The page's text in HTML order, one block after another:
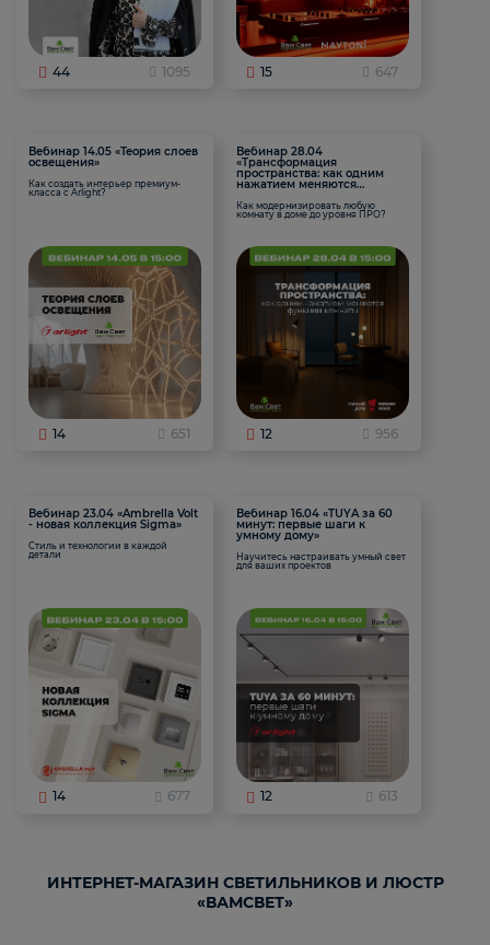
44 1095 15 647
Вебинар 14.05 «Теория слоев
освещения»
Как создать интерьер премиум-
класса с Arlight?
14 651
Вебинар 28.04
«Трансформация
пространства: как одним
нажатием меняются
Как модернизировать любую
комнату в доме до уровня ПРО?
12 956
Вебинар 23.04 «Ambrella Volt
- новая коллекция Sigma»
Стиль и технологии в каждой
детали
14 677
Вебинар 16.04 «TUYA за 60
минут: первые шаги к
умному дому»
Научитесь настраивать умный свет
для ваших проектов
12 613
ИНТЕРНЕТ-МАГАЗИН СВЕТИЛЬНИКОВ И ЛЮСТР
«ВАМСВЕТ»